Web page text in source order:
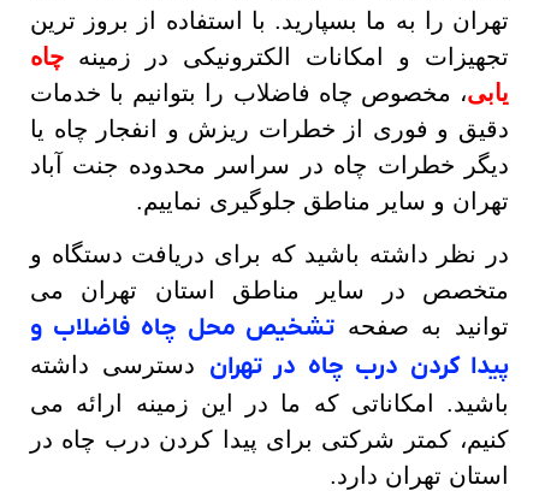
تهران را به ما بسپارید. با استفاده از بروز ترین
تجهیزات و امکانات الکترونیکی در زمینه چاه
یابی، مخصوص چاه فاضلاب را بتوانیم با خدمات
دقیق و فوری از خطرات ریزش و انفجار چاه یا
دیگر خطرات چاه در سراسر محدوده جنت آباد
تهران و سایر مناطق جلوگیری نماییم.
در نظر داشته باشید که برای دریافت دستگاه و
متخصص در سایر مناطق استان تهران می
توانید به صفحه تشخیص محل چاه فاضلاب و
پیدا کردن درب چاه در تهران دسترسی داشته
باشید. امکاناتی که ما در این زمینه ارائه می
کنیم، کمتر شرکتی برای پیدا کردن درب چاه در
استان تهران دارد.